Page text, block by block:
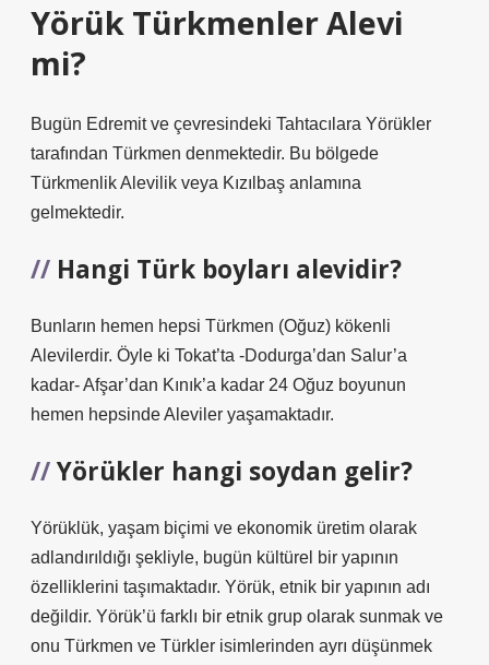
Yörük Türkmenler Alevi
mi?
Bugün Edremit ve çevresindeki Tahtacılara Yörükler
tarafından Türkmen denmektedir. Bu bölgede
Türkmenlik Alevilik veya Kızılbaş anlamına
gelmektedir.
Hangi Türk boyları alevidir?
Bunların hemen hepsi Türkmen (Oğuz) kökenli
Alevilerdir. Öyle ki Tokat’ta -Dodurga’dan Salur’a
kadar- Afşar’dan Kınık’a kadar 24 Oğuz boyunun
hemen hepsinde Aleviler yaşamaktadır.
Yörükler hangi soydan gelir?
Yörüklük, yaşam biçimi ve ekonomik üretim olarak
adlandırıldığı şekliyle, bugün kültürel bir yapının
özelliklerini taşımaktadır. Yörük, etnik bir yapının adı
değildir. Yörük’ü farklı bir etnik grup olarak sunmak ve
onu Türkmen ve Türkler isimlerinden ayrı düşünmek